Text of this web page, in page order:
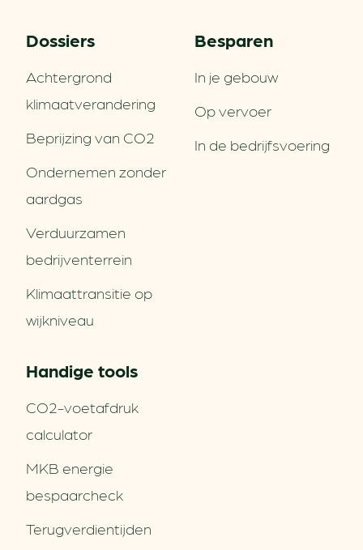
Dossiers
Achtergrond
klimaatverandering
Beprijzing van CO2
Ondernemen zonder
aardgas
Verduurzamen
bedrijventerrein
Klimaattransitie op
wijkniveau
Besparen
In je gebouw
Op vervoer
In de bedrijfsvoering
Handige tools
CO2-voetafdruk
calculator
MKB energie
bespaarcheck
Terugverdien­tijden